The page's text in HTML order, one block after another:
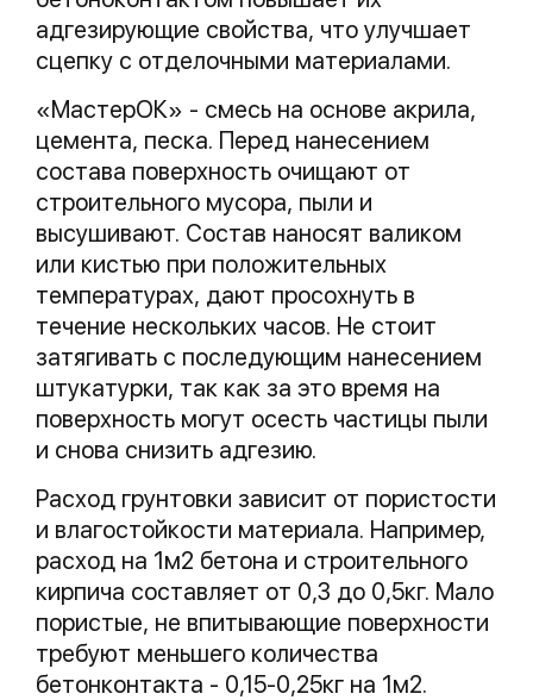
адгезирующие свойства, что улучшает
сцепку с отделочными материалами.
«МастерОК» - смесь на основе акрила,
цемента, песка. Перед нанесением
состава поверхность очищают от
строительного мусора, пыли и
высушивают. Состав наносят валиком
или кистью при положительных
температурах, дают просохнуть в
течение нескольких часов. Не стоит
затягивать с последующим нанесением
штукатурки, так как за это время на
поверхность могут осесть частицы пыли
и снова снизить адгезию.
Расход грунтовки зависит от пористости
и влагостойкости материала. Например,
расход на 1м2 бетона и строительного
кирпича составляет от 0,3 до 0,5кг. Мало
пористые, не впитывающие поверхности
требуют меньшего количества
бетонконтакта - 0,15-0,25кг на 1м2.